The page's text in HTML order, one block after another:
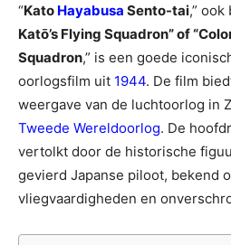
“Kato Hayabusa Sento-tai,” ook
Katō’s Flying Squadron” of
Squadron,” is een goede
oorlogsfilm uit 1944. De film
weergave van de luchtoorlog in
Tweede Wereldoorlog. De
vertolkt door de historische
gevierd Japanse piloot, bekend
vliegvaardigheden en